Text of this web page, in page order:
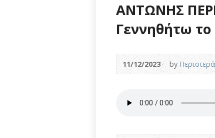
ΑΝΤΩΝΗΣ
Γεννηθήτω
11/12/2023 by